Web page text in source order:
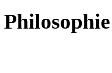
Philosophie